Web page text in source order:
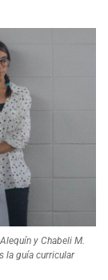
y Chabeli M.
la guía curricular